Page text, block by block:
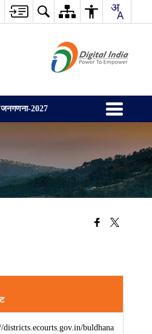
जनगणना-2027
districts.ecourts.gov.in/buldhana